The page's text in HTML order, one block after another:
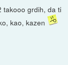
takooo grdih, da ti
kao, kazen